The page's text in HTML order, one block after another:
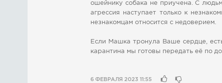
ошейнику собака не приучена. С
агрессия наступает только к
незнакомцам относится с недоверием.
Если Машка тронула Ваше сердце,
карантина мы готовы передать её по
6 ФЕВРАЛЯ 2023 11:55